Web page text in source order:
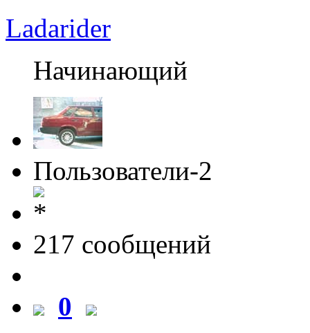
Ladarider
Начинающий
Пользователи-2
217 cообщений
0